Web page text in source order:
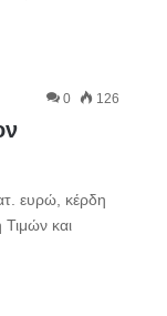
0 126
ευρώ, κέρδη
Τιμών και